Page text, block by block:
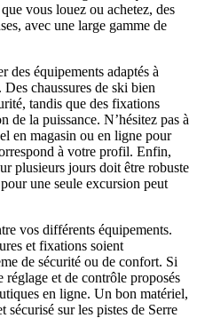
vous louez ou achetez, des
avec une large gamme de
des équipements adaptés à
chaussures de ski bien
tandis que des fixations
de la puissance. N’hésitez pas à
en magasin ou en ligne pour
à votre profil. Enfin,
plusieurs jours doit être robuste
une seule excursion peut
vos différents équipements.
et fixations soient
de sécurité ou de confort. Si
et de contrôle proposés
en ligne. Un bon matériel,
sécurisé sur les pistes de Serre